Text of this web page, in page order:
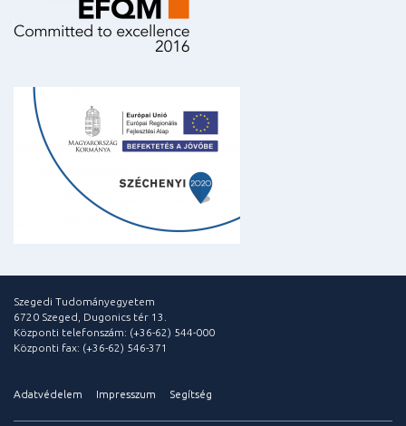
Szegedi Tudományegyetem
6720 Szeged, Dugonics tér 13.
Központi telefonszám: (+36-62) 544-000
Központi fax: (+36-62) 546-371
Adatvédelem Impresszum Segítség